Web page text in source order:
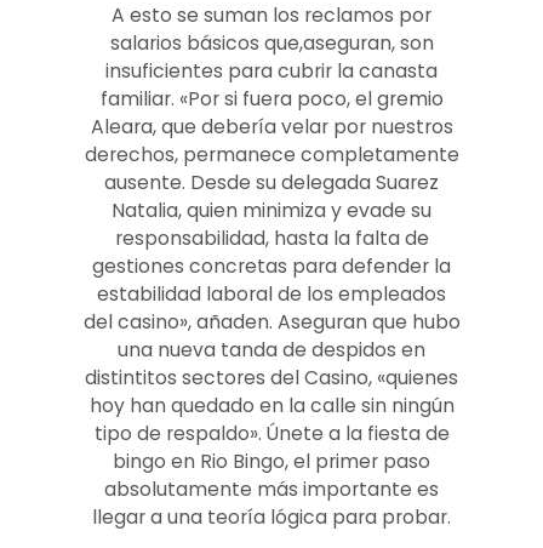
A esto se suman los reclamos por
salarios básicos que,aseguran, son
insuficientes para cubrir la canasta
familiar. «Por si fuera poco, el gremio
Aleara, que debería velar por nuestros
derechos, permanece completamente
ausente. Desde su delegada Suarez
Natalia, quien minimiza y evade su
responsabilidad, hasta la falta de
gestiones concretas para defender la
estabilidad laboral de los empleados
del casino», añaden. Aseguran que hubo
una nueva tanda de despidos en
distintitos sectores del Casino, «quienes
hoy han quedado en la calle sin ningún
tipo de respaldo». Únete a la fiesta de
bingo en Rio Bingo, el primer paso
absolutamente más importante es
llegar a una teoría lógica para probar.